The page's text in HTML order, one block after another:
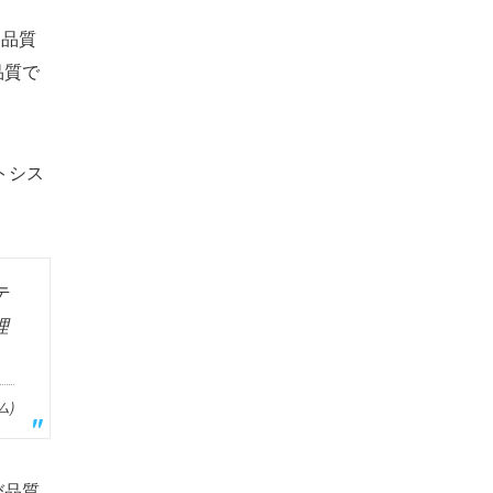
質
で
シス
)